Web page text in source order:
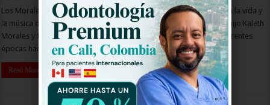
Los Morales, lo que se hereda se canta’ es una historia inspirada en la vida y
la música de esta dinastía que inicia con Miguel Morales, luego su hijo Kaleth
Morales y finalmente sus hermanos los ‘K Morales’, quienes en diferentes
épocas han dejado su huella en la música vallenata. …
Read More »